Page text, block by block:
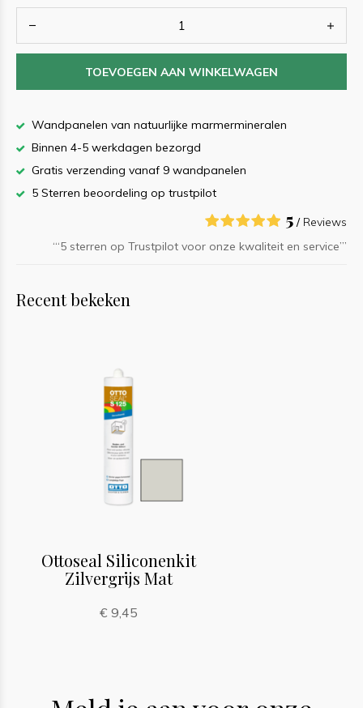
TOEVOEGEN AAN WINKELWAGEN
Wandpanelen van natuurlijke marmermineralen
Binnen 4-5 werkdagen bezorgd
Gratis verzending vanaf 9 wandpanelen
5 Sterren beoordeling op trustpilot
5 / Reviews
‘“5 sterren op Trustpilot voor onze kwaliteit en service”’
Recent bekeken
Ottoseal Siliconenkit
Zilvergrijs Mat
€ 9,45